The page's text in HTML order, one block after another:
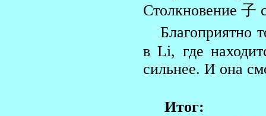
Столкновение 子
Благоприятно
в Li, где
сильнее. И она
Итог: